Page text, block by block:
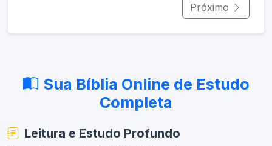
Próximo
Sua Bíblia Online de Estudo
Completa
Leitura e Estudo Profundo